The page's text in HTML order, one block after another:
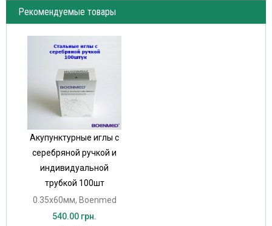
Рекомендуемые товары
Акупунктурные иглы с
серебряной ручкой и
индивидуальной
трубкой 100шт
0.35х60мм, Boenmed
540.00 грн.